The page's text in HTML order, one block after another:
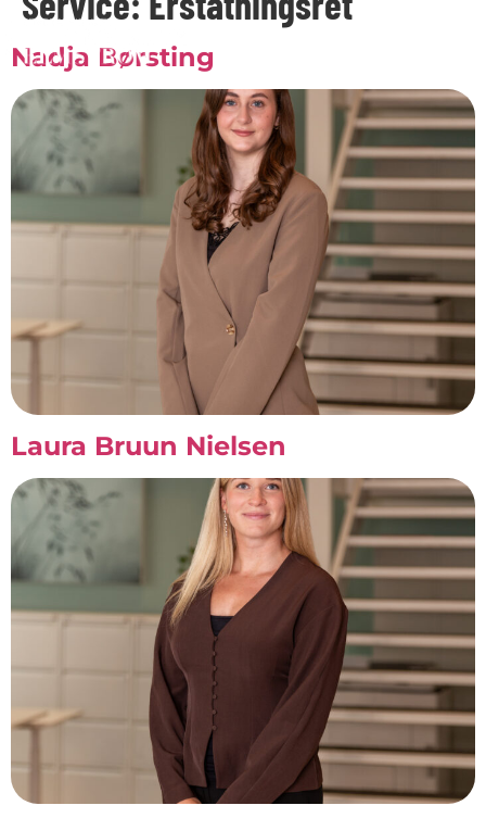
Nadja Børsting
Laura Bruun Nielsen